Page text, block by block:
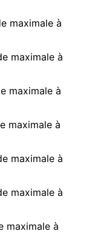
maximale à
maximale à
maximale à
maximale à
maximale à
maximale à
maximale à